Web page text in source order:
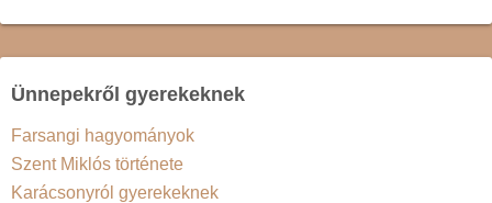
Ünnepekről gyerekeknek
Farsangi hagyományok
Szent Miklós története
Karácsonyról gyerekeknek